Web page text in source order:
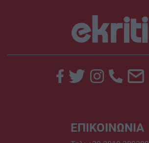
ΕΠΙΚΟΙΝΩΝΙΑ